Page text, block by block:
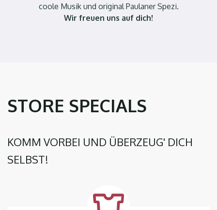
coole Musik und original Paulaner Spezi.
Wir freuen uns auf dich!
STORE SPECIALS
KOMM VORBEI UND ÜBERZEUG' DICH
SELBST!